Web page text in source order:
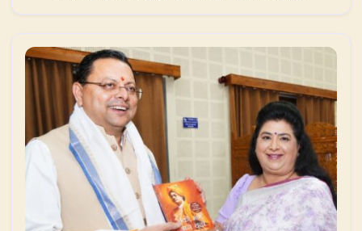
प्रशिक्षण
सफलतापूर्वक
संपन्न